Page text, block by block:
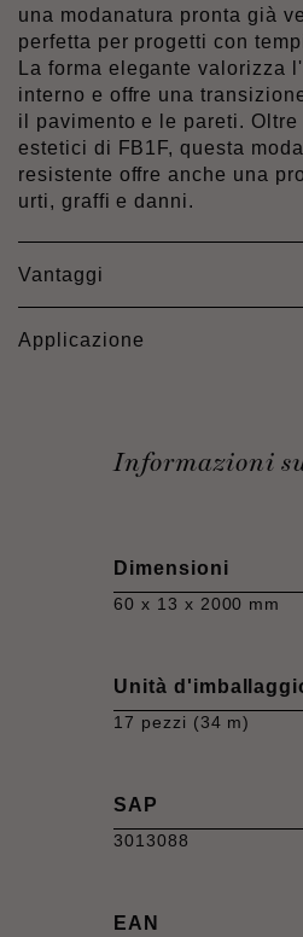
una modanatura pronta già
perfetta per progetti con
La forma elegante valorizza
interno e offre una
il pavimento e le pareti. Oltre
estetici di FB1F, questa
resistente offre anche una
urti, graffi e danni.
Vantaggi
Applicazione
Informazioni
Dimensioni
60 x 13 x 2000 mm
Unità
17 pezzi (34 m)
SAP
3013088
EAN